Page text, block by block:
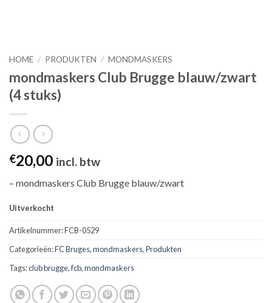
HOME / PRODUKTEN / MONDMASKERS
mondmaskers Club Brugge blauw/zwart
(4 stuks)
€20,00 incl. btw
– mondmaskers Club Brugge blauw/zwart
Uitverkocht
Artikelnummer:FCB-0529
Categorieën:FC Bruges,mondmaskers,Produkten
Tags:club brugge,fcb,mondmaskers